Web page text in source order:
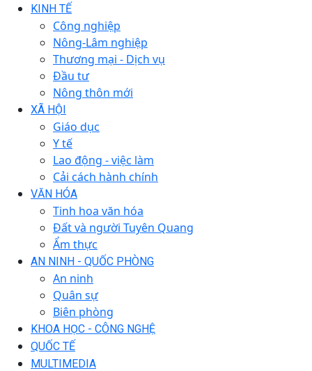
KINH TẾ
Công nghiệp
Nông-Lâm nghiệp
Thương mại - Dịch vụ
Đầu tư
Nông thôn mới
XÃ HỘI
Giáo dục
Y tế
Lao động - việc làm
Cải cách hành chính
VĂN HÓA
Tinh hoa văn hóa
Đất và người Tuyên Quang
Ẩm thực
AN NINH - QUỐC PHÒNG
An ninh
Quân sự
Biên phòng
KHOA HỌC - CÔNG NGHỆ
QUỐC TẾ
MULTIMEDIA